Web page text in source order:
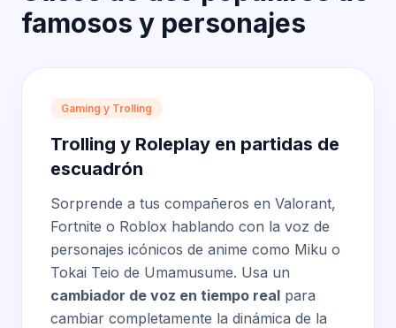
famosos y personajes
Gaming y Trolling
Trolling y Roleplay en partidas de
escuadrón
Sorprende a tus compañeros en Valorant,
Fortnite o Roblox hablando con la voz de
personajes icónicos de anime como Miku o
Tokai Teio de Umamusume. Usa un
cambiador de voz en tiempo real para
cambiar completamente la dinámica de la